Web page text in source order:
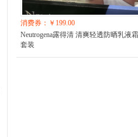
消费券：￥199.00
Neutrogena露得清 清爽轻透防晒乳液
套装